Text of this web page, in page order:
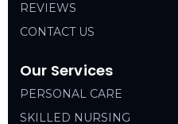
REVIEWS
CONTACT US
Our Services
PERSONAL CARE
SKILLED NURSING